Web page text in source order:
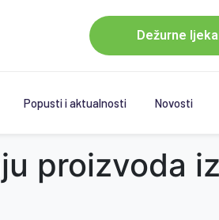
Dežurne
Popusti i aktualnosti Novosti
proizvoda